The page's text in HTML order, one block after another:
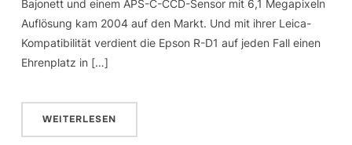
Bajonett und einem APS-C-CCD-Sensor mit 6,1 Megapixeln
Auflösung kam 2004 auf den Markt. Und mit ihrer Leica-
Kompatibilität verdient die Epson R-D1 auf jeden Fall einen
Ehrenplatz in […]
WEITERLESEN